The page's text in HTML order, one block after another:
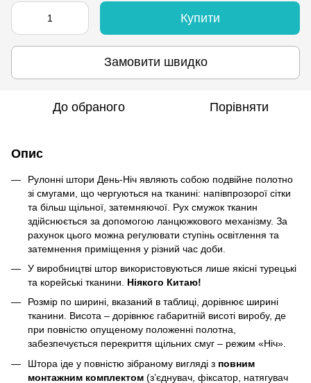
Купити
Замовити швидко
До обраного Порівняти
Опис
Рулонні штори День-Ніч являють собою подвійне полотно
зі смугами, що чергуються на тканині: напівпрозорої сітки
та більш щільної, затемняючої. Рух смужок тканин
здійснюється за допомогою ланцюжкового механізму. За
рахунок цього можна регулювати ступінь освітлення та
затемнення приміщення у різний час доби.
У виробництві штор використовуються лише якісні турецькі
та корейські тканини. Ніякого Китаю!
Розмір по ширині, вказаний в таблиці, дорівнює ширині
тканини. Висота – дорівнює габаритній висоті виробу, де
при повністю опущеному положенні полотна,
забезпечується перекриття щільних смуг – режим «Ніч».
Штора іде у повністю зібраному вигляді з повним
монтажним комплектом (з’єднувач, фіксатор, натягувач